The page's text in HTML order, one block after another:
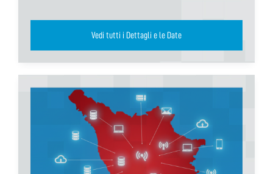
Vedi tutti i Dettagli e le Date